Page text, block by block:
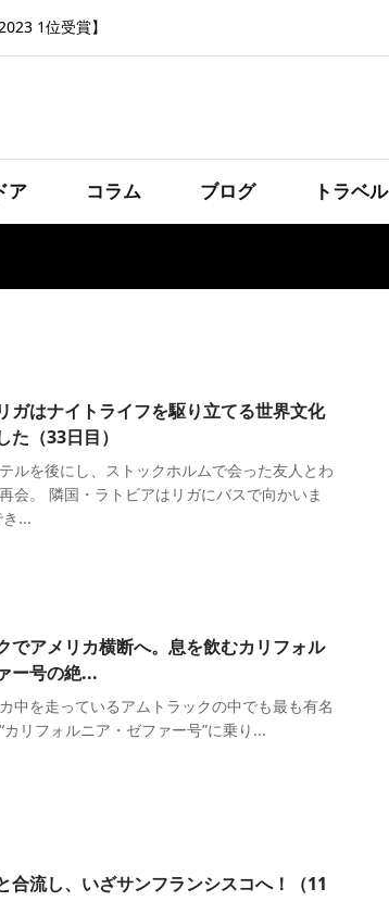
1位受賞】
ア コラム ブログ トラベル
ガはナイトライフを駆り立てる世界文化
た（33日目）
ルを後にし、ストックホルムで会った友人とわ
会。 隣国・ラトビアはリガにバスで向かいま
...
でアメリカ横断へ。息を飲むカリフォル
ー号の絶...
中を走っているアムトラックの中でも最も有名
カリフォルニア・ゼファー号”に乗り...
合流し、いざサンフランシスコへ！（11